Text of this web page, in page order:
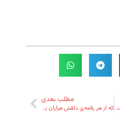
آنچه خوبان همه گفتند، تو یک‌جا گفتی
مطلب بعدی
که از هر رقعه‌ی دلقش هزاران بت بیفشانی